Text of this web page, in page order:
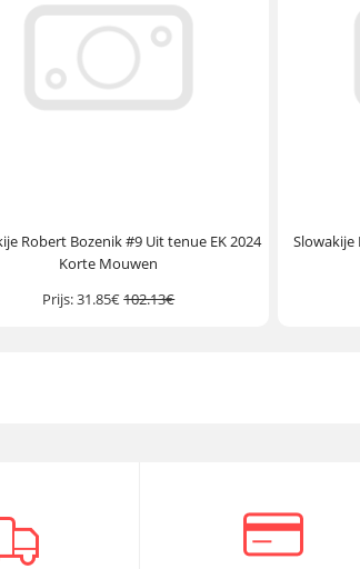
Robert Bozenik #9 Uit tenue EK 2024
Korte Mouwen
Prijs:31.85€102.13€
Slowakije